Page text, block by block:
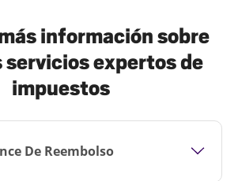
información sobre
servicios expertos de
impuestos
De Reembolso